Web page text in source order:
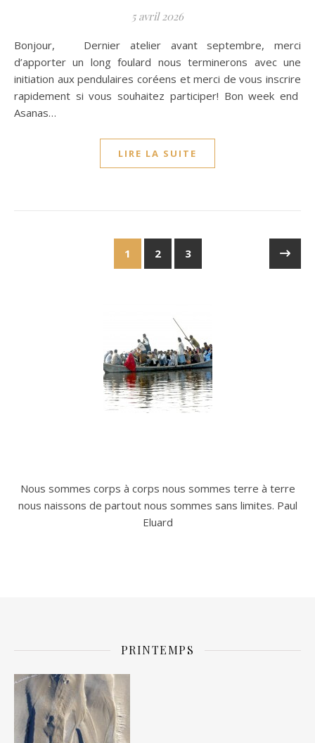
5 avril 2026
Bonjour, Dernier atelier avant septembre, merci
d’apporter un long foulard nous terminerons avec une
initiation aux pendulaires coréens et merci de vous inscrire
rapidement si vous souhaitez participer! Bon week end
Asanas…
LIRE LA SUITE
1 2 3
Nous sommes corps à corps nous sommes terre à terre
nous naissons de partout nous sommes sans limites. Paul
Eluard
PRINTEMPS